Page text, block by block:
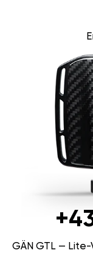
GÄN GTL — Lite-